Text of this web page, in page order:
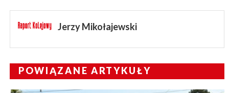
Jerzy Mikołajewski
POWIĄZANE ARTYKUŁY